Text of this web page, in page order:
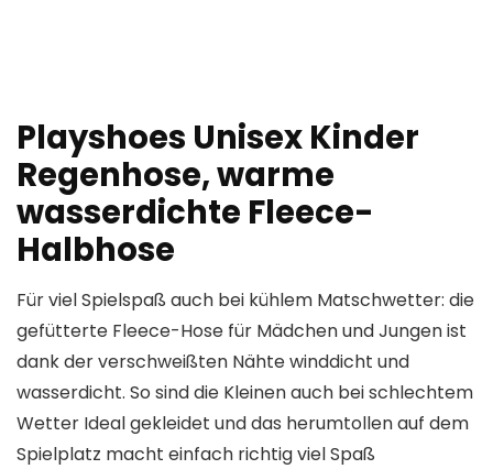
Playshoes Unisex Kinder
Regenhose, warme
wasserdichte Fleece-
Halbhose
Für viel Spielspaß auch bei kühlem Matschwetter: die
gefütterte Fleece-Hose für Mädchen und Jungen ist
dank der verschweißten Nähte winddicht und
wasserdicht. So sind die Kleinen auch bei schlechtem
Wetter Ideal gekleidet und das herumtollen auf dem
Spielplatz macht einfach richtig viel Spaß